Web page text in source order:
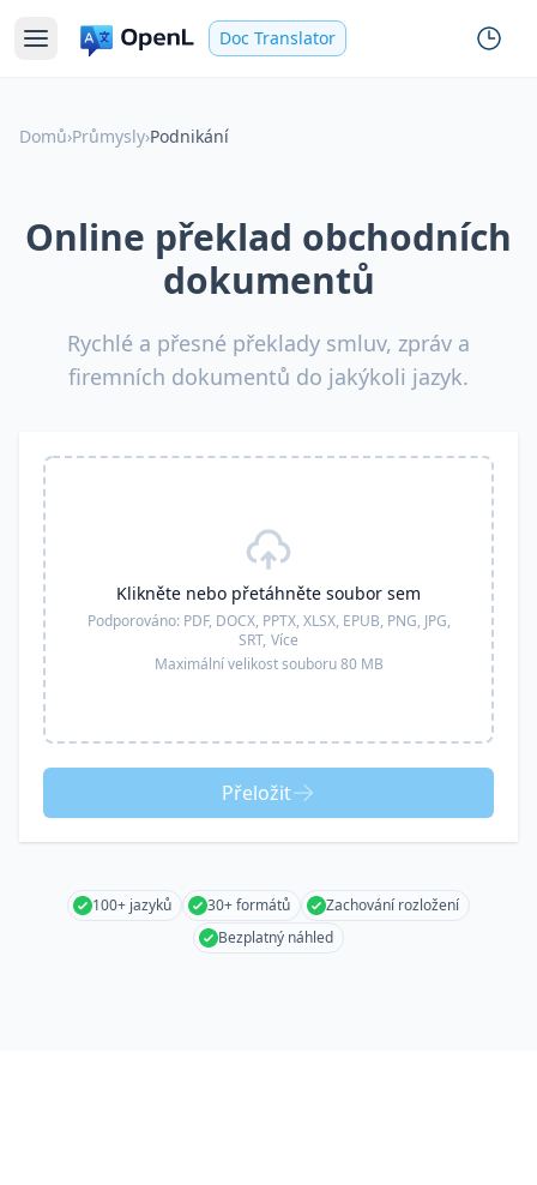
Doc Translator
Domů›Průmysly›Podnikání
Online překlad obchodních
dokumentů
Rychlé a přesné překlady smluv, zpráv a
firemních dokumentů do jakýkoli jazyk.
Klikněte nebo přetáhněte soubor sem
Podporováno: PDF, DOCX, PPTX, XLSX, EPUB, PNG, JPG,
SRT, Více
Maximální velikost souboru 80 MB
Přeložit
100+ jazyků 30+ formátů
Zachování rozložení
Bezplatný náhled